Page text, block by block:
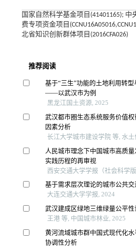
国家自然科学基金项目(41401165);
费专项资金项目
北省知识创新群体项目(2016CFA026)